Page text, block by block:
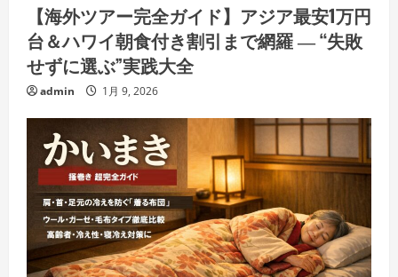
【海外ツアー完全ガイド】アジア最安1万円
台＆ハワイ朝食付き割引まで網羅 ― “失敗
せずに選ぶ”実践大全
admin 1月 9, 2026